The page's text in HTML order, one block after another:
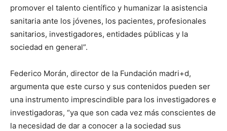
promover el talento científico y humanizar la asistencia
sanitaria ante los jóvenes, los pacientes, profesionales
sanitarios, investigadores, entidades públicas y la
sociedad en general”.
Federico Morán, director de la Fundación madri+d,
argumenta que este curso y sus contenidos pueden ser
una instrumento imprescindible para los investigadores e
investigadoras, “ya que son cada vez más conscientes de
la necesidad de dar a conocer a la sociedad sus